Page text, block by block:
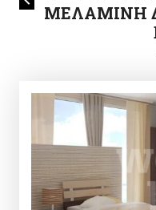
ΜΕΛΑΜΙΝΗ